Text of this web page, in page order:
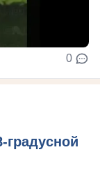
0
градусной